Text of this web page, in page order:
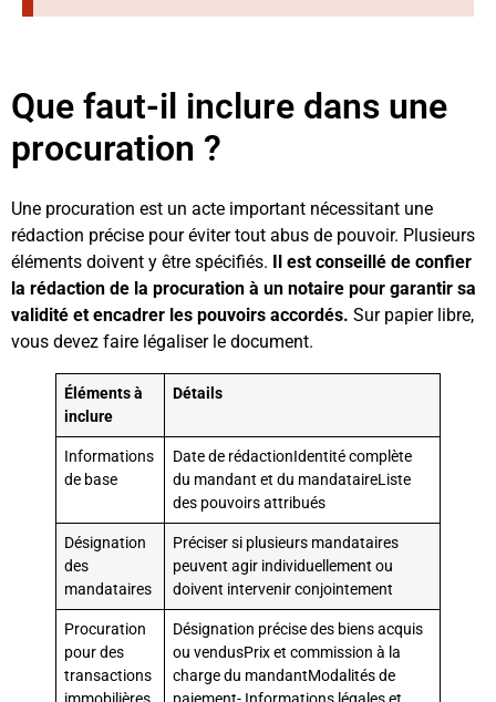
Que faut-il inclure dans une
procuration ?
Une procuration est un acte important nécessitant une
rédaction précise pour éviter tout abus de pouvoir. Plusieurs
éléments doivent y être spécifiés. Il est conseillé de confier
la rédaction de la procuration à un notaire pour garantir sa
validité et encadrer les pouvoirs accordés. Sur papier libre,
vous devez faire légaliser le document.
Éléments à
inclure
Détails
Informations
de base
Date de rédactionIdentité complète
du mandant et du mandataireListe
des pouvoirs attribués
Désignation
des
mandataires
Préciser si plusieurs mandataires
peuvent agir individuellement ou
doivent intervenir conjointement
Procuration
pour des
transactions
Désignation précise des biens acquis
ou vendusPrix et commission à la
charge du mandantModalités de